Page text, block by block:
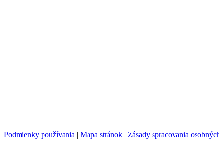
Podmienky používania | Mapa stránok | Zásady spracovania